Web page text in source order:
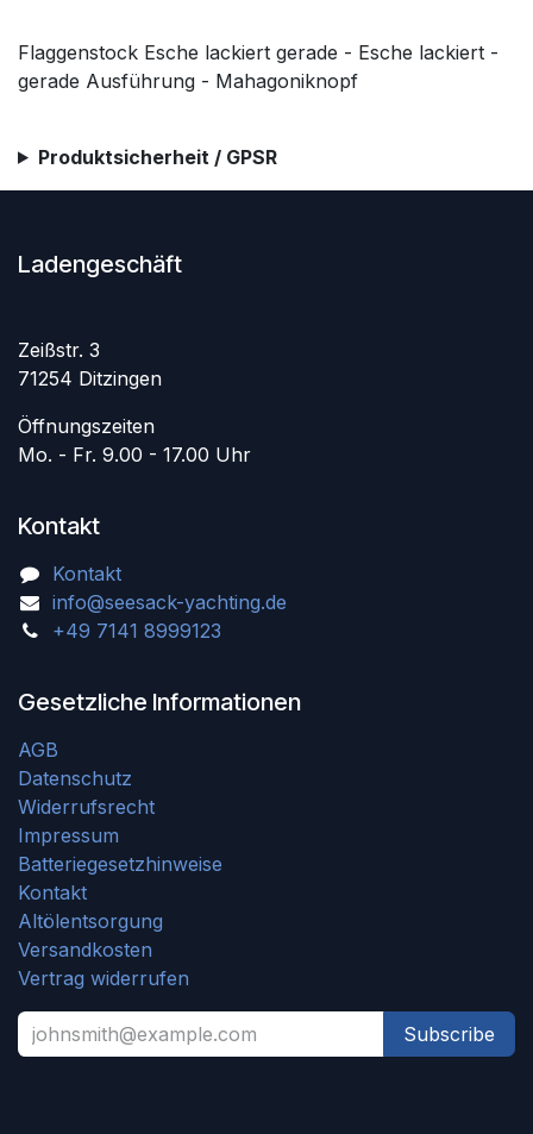
Flaggenstock Esche lackiert gerade - Esche lackiert -
gerade Ausführung - Mahagoniknopf
Produktsicherheit / GPSR
Ladengeschäft
Zeißstr. 3
71254 Ditzingen
Öffnungszeiten
Mo. - Fr. 9.00 - 17.00 Uhr
Kontakt
Kontakt
info@seesack-yachting.de
+49 7141 8999123
Gesetzliche Informationen
AGB
Datenschutz
Widerrufsrecht
Impressum
Batteriegesetzhinweise
Kontakt
Altölentsorgung
Versandkosten
Vertrag widerrufen
Subscribe